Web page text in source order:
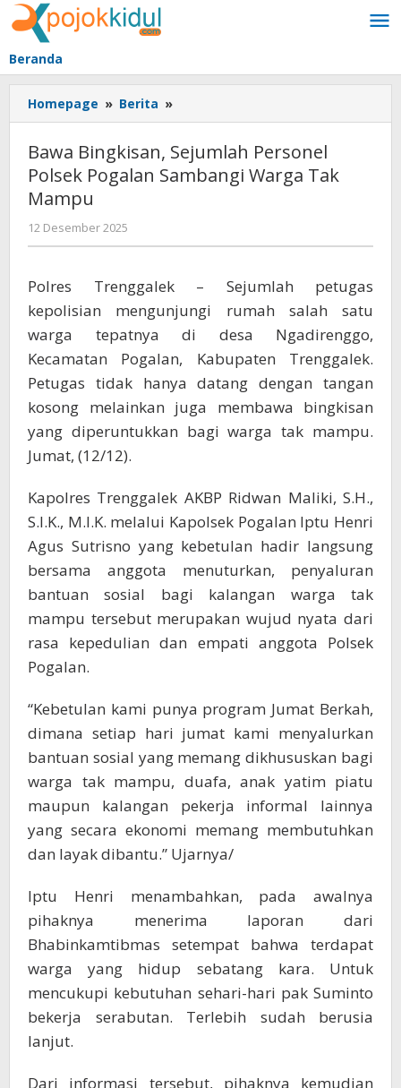
Lewati
ke
konten
Beranda
Homepage » Berita »
Bingkisan,
Personel
Polsek
Tak
Bawa Bingkisan, Sejumlah Personel
Polsek Pogalan Sambangi Warga Tak
Mampu
12 Desember 2025
BangAdmin
Polres Trenggalek – Sejumlah petugas
kepolisian mengunjungi rumah salah satu
warga tepatnya di desa Ngadirenggo,
Kecamatan Pogalan, Kabupaten Trenggalek.
Petugas tidak hanya datang dengan tangan
kosong melainkan juga membawa bingkisan
yang diperuntukkan bagi warga tak mampu.
Jumat, (12/12).
Kapolres Trenggalek AKBP Ridwan Maliki, S.H.,
S.I.K., M.I.K. melalui Kapolsek Pogalan Iptu Henri
Agus Sutrisno yang kebetulan hadir langsung
bersama anggota menuturkan, penyaluran
bantuan sosial bagi kalangan warga tak
mampu tersebut merupakan wujud nyata dari
rasa kepedulian dan empati anggota Polsek
Pogalan.
“Kebetulan kami punya program Jumat Berkah,
dimana setiap hari jumat kami menyalurkan
bantuan sosial yang memang dikhususkan bagi
warga tak mampu, duafa, anak yatim piatu
maupun kalangan pekerja informal lainnya
yang secara ekonomi memang membutuhkan
dan layak dibantu.” Ujarnya/
Iptu Henri menambahkan, pada awalnya
pihaknya menerima laporan dari
Bhabinkamtibmas setempat bahwa terdapat
warga yang hidup sebatang kara. Untuk
mencukupi kebutuhan sehari-hari pak Suminto
bekerja serabutan. Terlebih sudah berusia
lanjut.
Dari informasi tersebut, pihaknya kemudian